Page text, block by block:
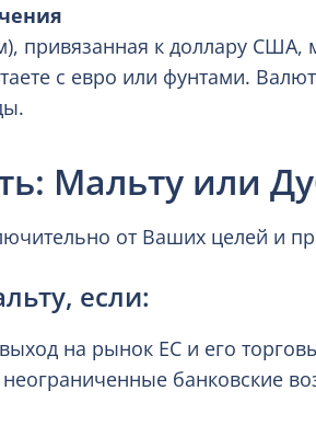
привязанная к доллару США,
с евро или фунтами.
Мальту или
от Ваших целей и
если:
на рынок ЕС и его
банковские